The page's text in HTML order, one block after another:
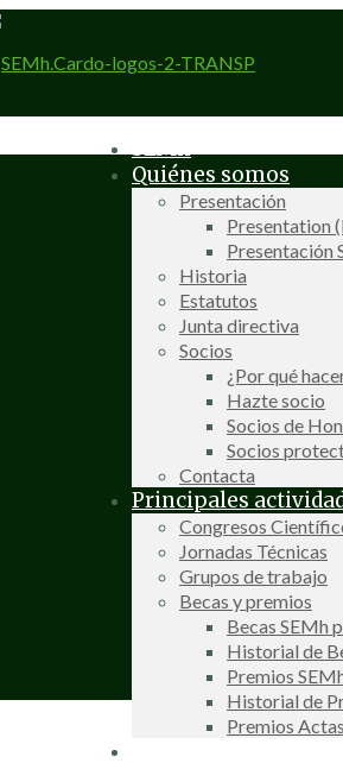
SEMh
Quiénes somos
Presentación
Presentation
Presentación
Historia
Estatutos
Junta directiva
Socios
¿Por qué
Hazte socio
Socios de
Socios
Contacta
Principales
Congresos
Jornadas Técnicas
Grupos de trabajo
Becas y premios
Becas SEMh
Historial de
Premios
Historial de
Premios